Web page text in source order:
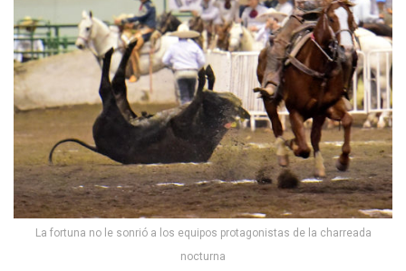
La fortuna no le sonrió a los equipos protagonistas de la charreada
nocturna